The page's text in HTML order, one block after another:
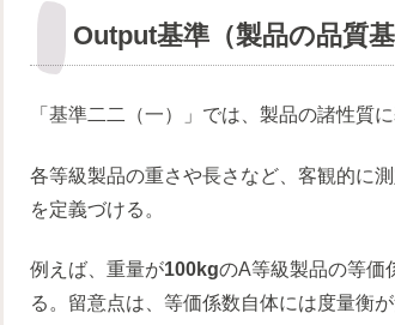
Output基準（製品の品質
「基準二二（一）」では、製品の諸性質
各等級製品の重さや長さなど、客観的に
を定義づける。
例えば、重量が100kgのA等級製品の等価
る。留意点は、等価係数自体には度量衡